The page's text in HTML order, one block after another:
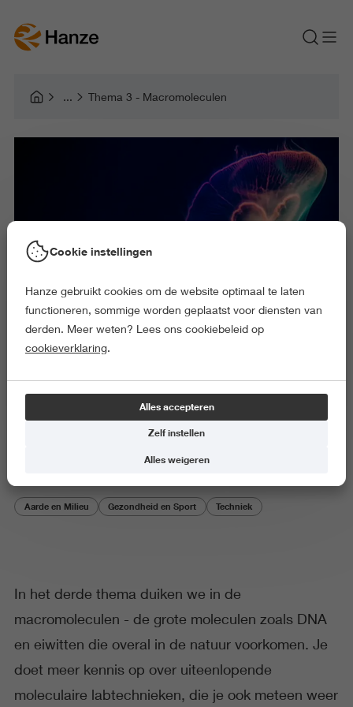
Thema 3 - Macromoleculen
Thema 3 - Macromoleculen
Thema
Aarde en Milieu Gezondheid en Sport Techniek
In het derde thema duiken we in de
macromoleculen - de grote moleculen zoals DNA
en eiwitten die overal in de natuur voorkomen. Je
doet meer kennis op over uiteenlopende
moleculaire labtechnieken, die je ook meteen weer
Cookie instellingen
Hanze gebruikt cookies om de website optimaal te laten
functioneren, sommige worden geplaatst voor diensten van
derden. Meer weten? Lees ons cookiebeleid op
cookieverklaring.
Alles accepteren
Zelf instellen
Alles weigeren